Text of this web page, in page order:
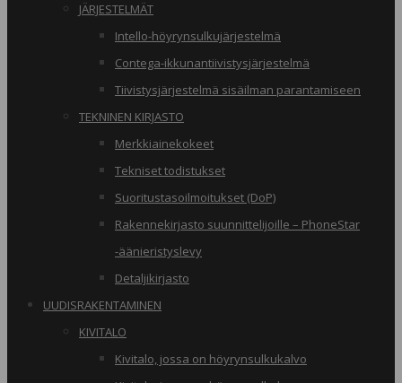
JÄRJESTELMÄT
Intello-höyrynsulkujärjestelmä
Contega-ikkunantiivistysjärjestelmä
Tiivistysjärjestelmä sisäilman parantamiseen
TEKNINEN KIRJASTO
Merkkiainekokeet
Tekniset todistukset
Suoritustasoilmoitukset (DoP)
Rakennekirjasto suunnittelijoille – PhoneStar
-äänieristyslevy
Detaljikirjasto
UUDISRAKENTAMINEN
KIVITALO
Kivitalo, jossa on höyrynsulkukalvo